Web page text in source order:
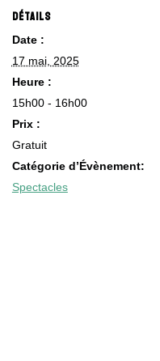
DÉTAILS
Date :
17 mai, 2025
Heure :
15h00 - 16h00
Prix :
Gratuit
Catégorie d’Évènement:
Spectacles